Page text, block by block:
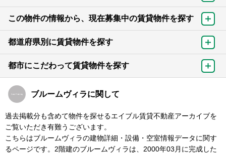
この物件の情報から、現在募集中の賃貸物件を探す
都道府県別に賃貸物件を探す
都市にこだわって賃貸物件を探す
ブルームヴィラに関して
過去掲載分も含めて物件を探せるエイブル賃貸不動産アーカイブを
ご覧いただき有難うございます。
こちらはブルームヴィラの建物詳細・設備・空室情報データに関す
るページです。2階建のブルームヴィラは、2000年03月に完成した